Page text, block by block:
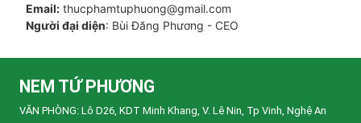
Email: thucphamtuphuong@gmail.com
Người đại diện: Bùi Đăng Phương - CEO
NEM TỨ PHƯƠNG
VĂN PHÒNG: Lô D26, KDT Minh Khang, V. Lê Nin, Tp Vinh, Nghệ An